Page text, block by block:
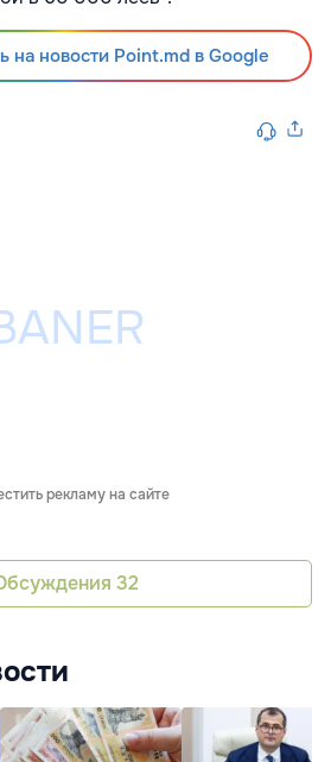
на новости Point.md в Google
рекламу на сайте
32